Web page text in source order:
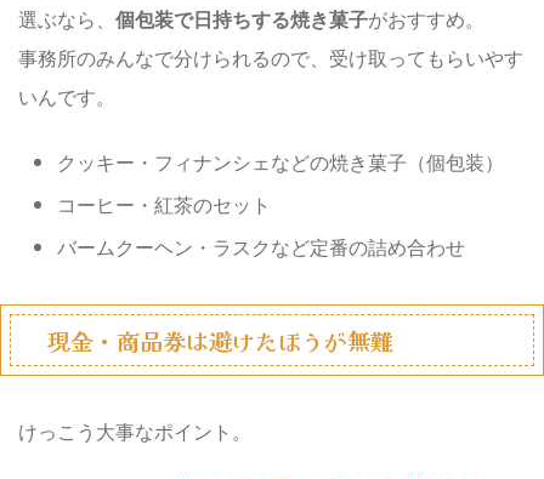
選ぶなら、 個包装で日持ちする焼き菓子がおすすめ。
事務所のみんなで分けられるので、受け取ってもらいやす
いんです。
クッキー・フィナンシェなどの焼き菓子（個包装）
コーヒー・紅茶のセット
バームクーヘン・ラスクなど定番の詰め合わせ
現金・商品券は避けたほうが無難
けっこう大事なポイント。